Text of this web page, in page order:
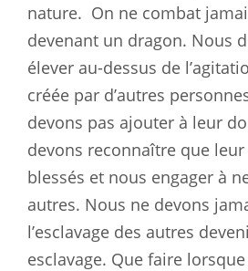
nature. On ne combat
devenant un dragon. Nous
élever au-dessus de
créée par d’autres
devons pas ajouter à leur
devons reconnaître que
blessés et nous engager à
autres. Nous ne devons
l’esclavage des autres
esclavage. Que faire